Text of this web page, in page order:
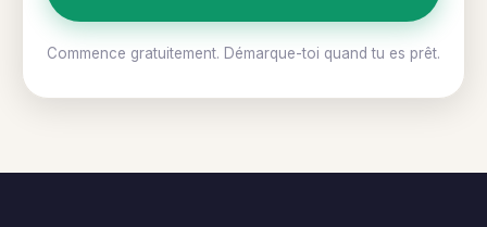
Commence gratuitement. Démarque-toi quand tu es prêt.